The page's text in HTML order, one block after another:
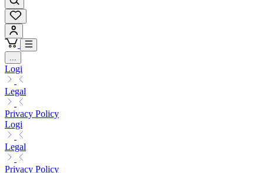
...
Logi
Legal
Privacy Policy
Logi
Legal
Privacy Policy